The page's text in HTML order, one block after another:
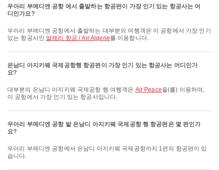
우아리 부메디엔 공항 에서 출발하는 항공편이 가장 인기 있는 항공사는 어
디인가요?
우아리 부메디엔 공항에서 출발하는 대부분의 여행객은 이 공항에서 가장 인기
있는 항공사인 알제리 항공 / Air Algerie를 이용합니다.
은남디 아지키웨 국제공항행 항공편이 가장 인기 있는 항공사는 어디인가
요?
대부분의 은남디 아지키웨 국제공항 행 여행객은 Air Peace을(를) 이용하며,
이 공항에서 가장 인기 있는 항공사입니다.
우아리 부메디엔 공항 발 은남디 아지키웨 국제공항 행 항공편은 몇 편인가
요?
우아리 부메디엔 공항에서 은남디 아지키웨 국제공항까지 1편의 항공편이 있
습니다.